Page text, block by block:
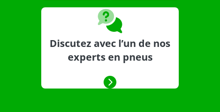
Discutez avec l’un de nos
experts en pneus